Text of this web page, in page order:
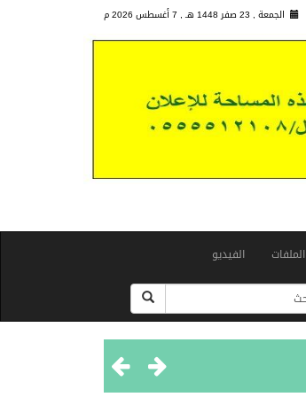
الجمعة , 23 صفر 1448 هـ , 7 أغسطس 2026 م
الملفات الفيديو